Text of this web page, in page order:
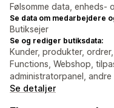
Følsomme data, enheds-
Se data om medarbejdere
Butiksejer
Se og rediger butiksdata:
Kunder, produkter,
Functions, Webshop,
administratorpanel, andre
Se detaljer